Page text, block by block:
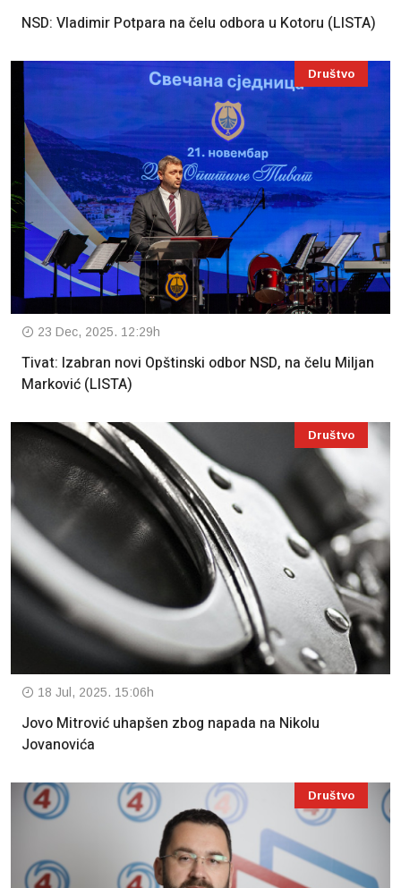
NSD: Vladimir Potpara na čelu odbora u Kotoru (LISTA)
Društvo
23 Dec, 2025. 12:29h
Tivat: Izabran novi Opštinski odbor NSD, na čelu Miljan
Marković (LISTA)
Društvo
18 Jul, 2025. 15:06h
Jovo Mitrović uhapšen zbog napada na Nikolu
Jovanovića
Društvo